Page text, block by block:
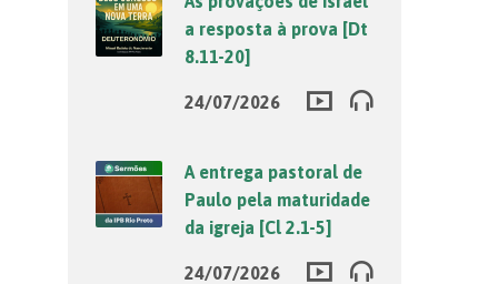
a resposta à prova [Dt
8.11-20]
24/07/2026
A entrega pastoral de
Paulo pela maturidade
da igreja [Cl 2.1-5]
24/07/2026